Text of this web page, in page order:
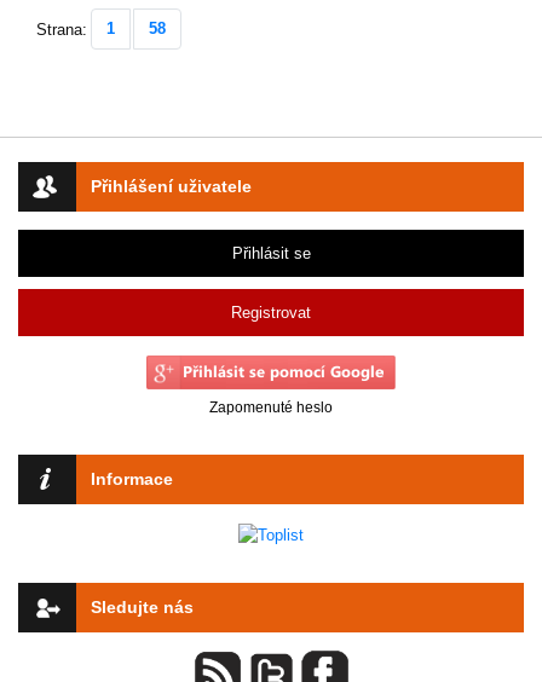
Přihlášení uživatele
Přihlásit se
Registrovat
Zapomenuté heslo
Informace
Sledujte nás
Strana: 1 58